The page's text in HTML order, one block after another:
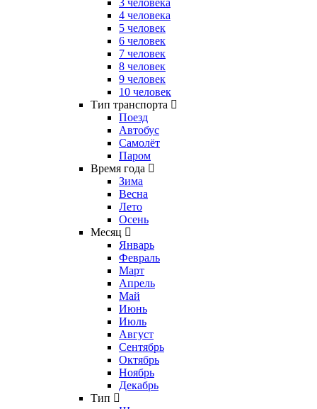
3 человека
4 человека
5 человек
6 человек
7 человек
8 человек
9 человек
10 человек
Тип транспорта
Поезд
Автобус
Самолёт
Паром
Время года
Зима
Весна
Лето
Осень
Месяц
Январь
Февраль
Март
Апрель
Май
Июнь
Июль
Август
Сентябрь
Октябрь
Ноябрь
Декабрь
Тип